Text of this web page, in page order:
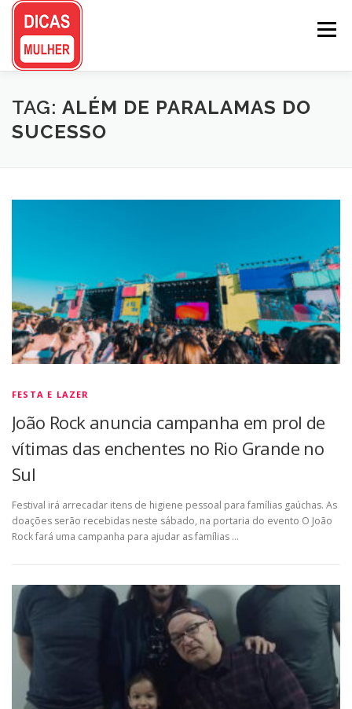
Pular
conteúdo
Menu
TAG: ALÉM DE PARALAMAS DO
SUCESSO
FESTA E LAZER
João Rock anuncia campanha em prol de
vítimas das enchentes no Rio Grande no
Sul
Festival irá arrecadar itens de higiene pessoal para famílias gaúchas. As
doações serão recebidas neste sábado, na portaria do evento O João
Rock fará uma campanha para ajudar as famílias …